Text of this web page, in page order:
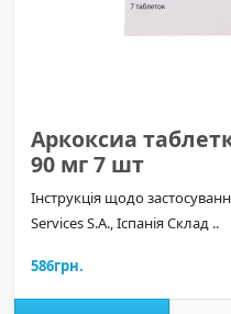
Аркоксиа
90 мг 7 шт
Інструкція щодо
Services S.A., Іспанія Склад ..
586грн.